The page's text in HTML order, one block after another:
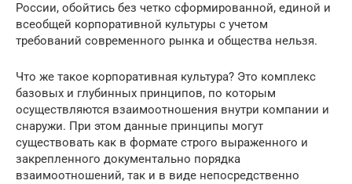
России, обойтись без четко сформированной, единой и
всеобщей корпоративной культуры с учетом
требований современного рынка и общества нельзя.
Что же такое корпоративная культура? Это комплекс
базовых и глубинных принципов, по которым
осуществляются взаимоотношения внутри компании и
снаружи. При этом данные принципы могут
существовать как в формате строго выраженного и
закрепленного документально порядка
взаимоотношений, так и в виде непосредственно